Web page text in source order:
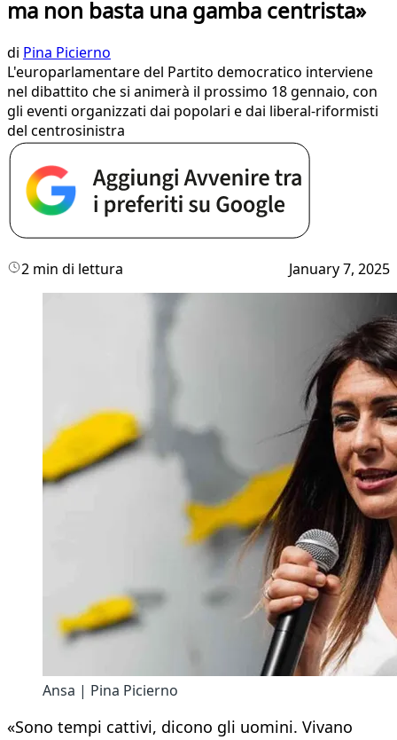
ma non basta una gamba centrista»
di Pina Picierno
L'europarlamentare del Partito democratico interviene
nel dibattito che si animerà il prossimo 18 gennaio, con
gli eventi organizzati dai popolari e dai liberal-riformisti
del centrosinistra
2 min di lettura January 7, 2025
Ansa | Pina Picierno
«Sono tempi cattivi, dicono gli uomini. Vivano